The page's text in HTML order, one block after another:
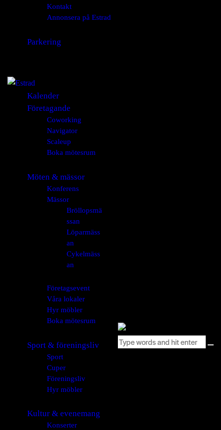
Kontakt
Annonsera på Estrad
Parkering
Kalender
Företagande
Coworking
Navigator
Scaleup
Boka mötesrum
Möten & mässor
Konferens
Mässor
Bröllopsmä
ssan
Löparmäss
an
Cykelmäss
an
Företagsevent
Våra lokaler
Hyr möbler
Boka mötesrum
Sport & föreningsliv
Sport
Cuper
Föreningsliv
Hyr möbler
Kultur & evenemang
Konserter